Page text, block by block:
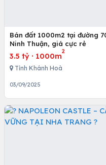
Bán đất 1000m2 tại đường
Ninh Thuận, giá cực rẻ
3.5 tỷ · 1000m
2
Tỉnh Khánh Hoà
03/09/2025